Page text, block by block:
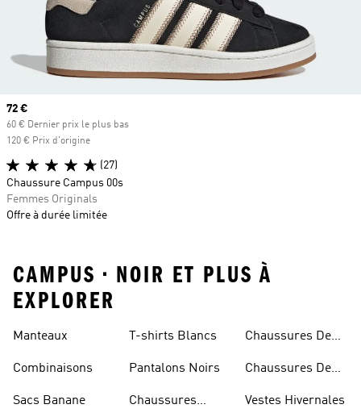
Prix actuel
72 €
60 € Dernier prix le plus bas
120 € Prix d'origine
(27)
Chaussure Campus 00s
Femmes Originals
Offre à durée limitée
CAMPUS • NOIR ET PLUS À
EXPLORER
Manteaux
Combinaisons
Sacs Banane
T-shirts Blancs
Pantalons Noirs
Chaussures
Chaussures De
Chaussures De
Vestes Hivernales